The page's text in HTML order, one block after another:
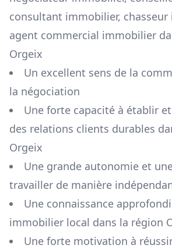
consultant immobilier,
agent commercial immobilier
Orgeix
Un excellent sens de la
la négociation
Une forte capacité à établir
des relations clients durables
Orgeix
Une grande autonomie et
travailler de manière
Une connaissance
immobilier local dans la région
Une forte motivation à